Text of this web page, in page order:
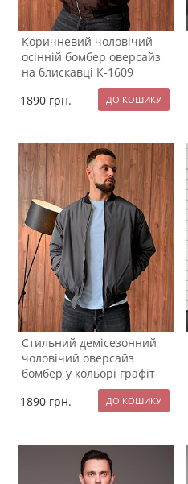
Коричневий чоловічий
осінній бомбер оверсайз
на блискавці К-1609
1890 грн.
Стильний демісезонний
чоловічий оверсайз
бомбер у кольорі графіт
1890 грн.